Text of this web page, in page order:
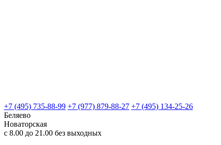
+7 (495) 735-88-99 +7 (977) 879-88-27 +7 (495) 134-25-26
Беляево
Новаторская
с 8.00 до 21.00 без выходных